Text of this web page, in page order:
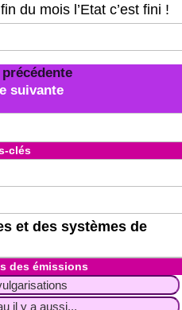
du mois l’Etat c’est fini !
précédente
suivante
clés
et des systèmes de
des émissions
il y a aussi...